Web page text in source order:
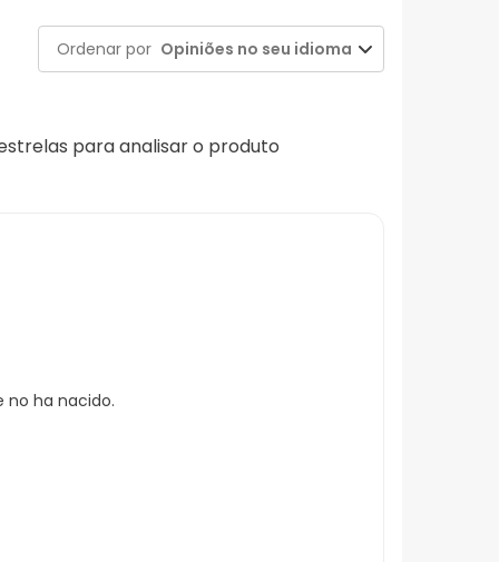
Ordenar por Opiniões no seu idioma
para analisar o produto
no ha nacido.